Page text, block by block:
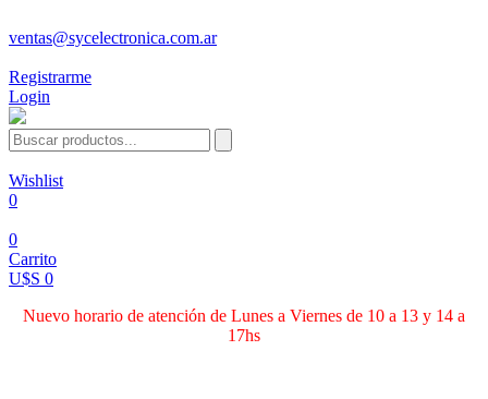
ventas@sycelectronica.com.ar
Registrarme
Login
Wishlist
0
0
Carrito
U$S 0
Nuevo horario de atención de Lunes a Viernes de 10 a 13 y 14 a
17hs